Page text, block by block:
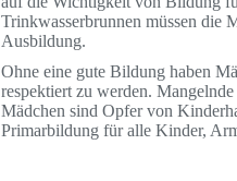
Trinkwasserbrunnen müssen die
Ausbildung.
Ohne eine gute Bildung haben
respektiert zu werden.
Mädchen sind Opfer von
Primarbildung für alle Kinder,